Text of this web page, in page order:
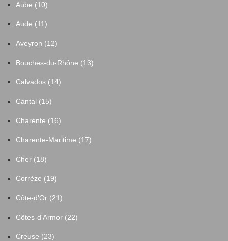
Aube (10)
Aude (11)
Aveyron (12)
Bouches-du-Rhône (13)
Calvados (14)
Cantal (15)
Charente (16)
Charente-Maritime (17)
Cher (18)
Corrèze (19)
Côte-d'Or (21)
Côtes-d'Armor (22)
Creuse (23)